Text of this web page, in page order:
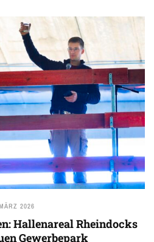
2026
Hallenareal Rheindocks
Gewerbepark